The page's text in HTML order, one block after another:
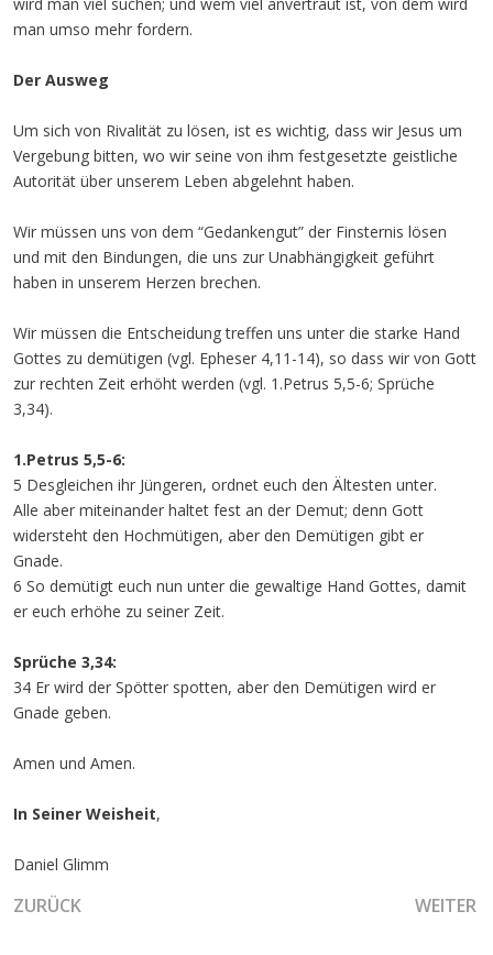
man umso mehr fordern.
Der Ausweg
Um sich von Rivalität zu lösen, ist es wichtig, dass wir Jesus um
Vergebung bitten, wo wir seine von ihm festgesetzte geistliche
Autorität über unserem Leben abgelehnt haben.
Wir müssen uns von dem “Gedankengut” der Finsternis lösen
und mit den Bindungen, die uns zur Unabhängigkeit geführt
haben in unserem Herzen brechen.
Wir müssen die Entscheidung treffen uns unter die starke Hand
Gottes zu demütigen (vgl. Epheser 4,11-14), so dass wir von Gott
zur rechten Zeit erhöht werden (vgl. 1.Petrus 5,5-6; Sprüche
3,34).
1.Petrus 5,5-6:
5 Desgleichen ihr Jüngeren, ordnet euch den Ältesten unter.
Alle aber miteinander haltet fest an der Demut; denn Gott
widersteht den Hochmütigen, aber den Demütigen gibt er
Gnade.
6 So demütigt euch nun unter die gewaltige Hand Gottes, damit
er euch erhöhe zu seiner Zeit.
Sprüche 3,34:
34 Er wird der Spötter spotten, aber den Demütigen wird er
Gnade geben.
Amen und Amen.
In Seiner Weisheit,
Daniel Glimm
VORHERIGER BEITRAG: DER WANDEL DES VOLKES
ZURÜCK WEITER